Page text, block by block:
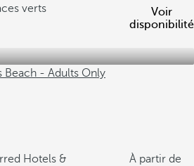
verts
Voir
disponibilité
Beach - Adults Only
Hotels &
À partir de